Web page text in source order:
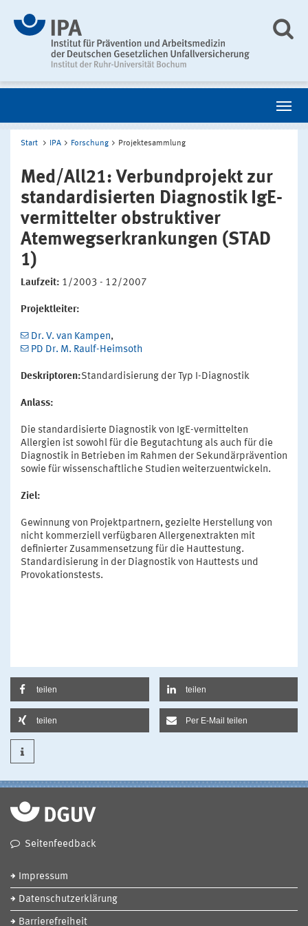
Start IPA Forschung Projektesammlung
Med/All21: Verbundprojekt zur
standardisierten Diagnostik IgE-
vermittelter obstruktiver
Atemwegserkrankungen (STAD
1)
Laufzeit: 1/2003 - 12/2007
Projektleiter:
Dr. V. van Kampen,
PD Dr. M. Raulf-Heimsoth
Deskriptoren:Standardisierung der Typ I-Diagnostik
Anlass:
Die standardisierte Diagnostik von IgE-vermittelten
Allergien ist sowohl für die Begutachtung als auch für die
Diagnostik in Betrieben im Rahmen der Sekundärprävention
sowie für wissenschaftliche Studien weiterzuentwickeln.
Ziel:
Gewinnung von Projektpartnern, gezielte Herstellung von
nicht kommerziell verfügbaren Allergenextrakten mit
definierter Zusammensetzung für die Hauttestung.
Standardisierung in der Diagnostik von Hauttests und
Provokationstests.
teilen teilen
teilen Per E-Mail teilen
Seitenfeedback
Impressum
Datenschutzerklärung
Barrierefreiheit